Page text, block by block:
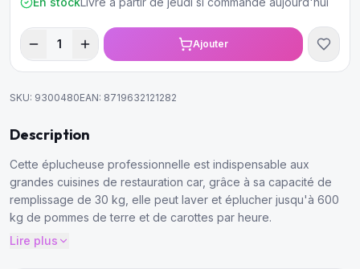
1 Ajouter
SKU: 9300480EAN: 8719632121282
Description
Cette éplucheuse professionnelle est indispensable aux
grandes cuisines de restauration car, grâce à sa capacité de
remplissage de 30 kg, elle peut laver et éplucher jusqu'à 600
kg de pommes de terre et de carottes par heure.
Lire plus